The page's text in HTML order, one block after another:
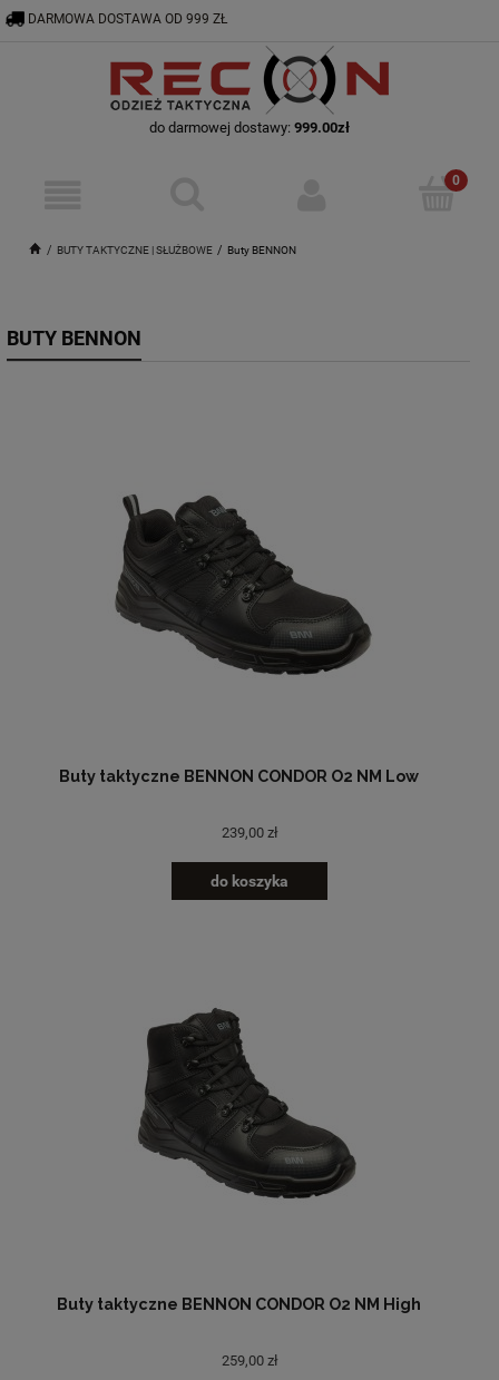
do darmowej dostawy: 999.00zł
BUTY TAKTYCZNE | SŁUŻBOWE Buty BENNON
DARMOWA DOSTAWA OD 999 ZŁ
56 644 92 29
RECON@ODZIEZTAKTYCZNA.PL
BUTY BENNON
Buty taktyczne BENNON CONDOR O2 NM Low
239,00 zł
do koszyka
Buty taktyczne BENNON CONDOR O2 NM High
259,00 zł